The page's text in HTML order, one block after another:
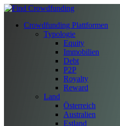
Crowdfunding Plattformen
Typologie
Equity
Immobilien
Debt
P2P
Royalty
Reward
Land
Österreich
Australien
Estland